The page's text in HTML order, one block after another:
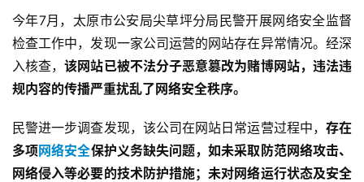
今年7月，太原市公安局尖草坪分局民警开展网络安全监督
检查工作中，发现一家公司运营的网站存在异常情况。经深
入核查，该网站已被不法分子恶意篡改为赌博网站，违法违
规内容的传播严重扰乱了网络安全秩序。
民警进一步调查发现，该公司在网站日常运营过程中， 存在
多项网络安全保护义务缺失问题，如未采取防范网络攻击、
网络侵入等必要的技术防护措施；未对网络运行状态及安全